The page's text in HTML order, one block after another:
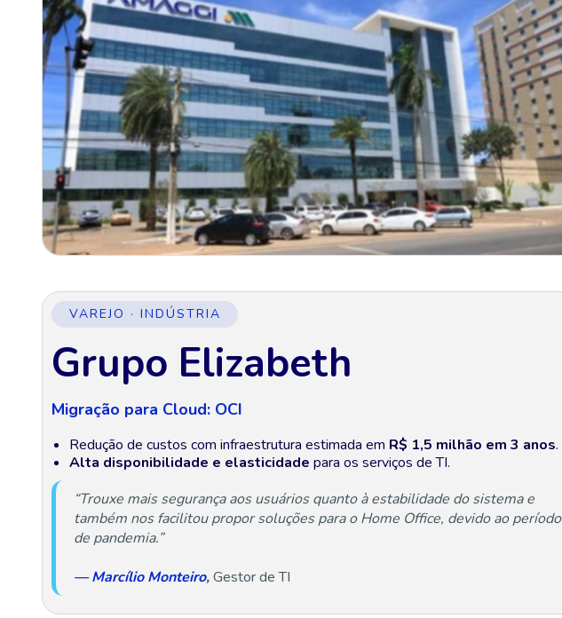
VAREJO · INDÚSTRIA
Grupo Elizabeth
Migração para Cloud: OCI
Redução de custos com infraestrutura estimada em R$ 1,5 milhão em 3 anos.
Alta disponibilidade e elasticidade para os serviços de TI.
“Trouxe mais segurança aos usuários quanto à estabilidade do sistema e
também nos facilitou propor soluções para o Home Office, devido ao período
de pandemia.”
— Marcílio Monteiro,Gestor de TI